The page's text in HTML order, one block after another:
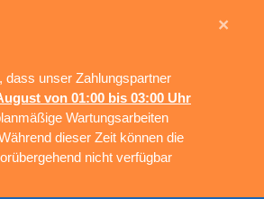
dass unser Zahlungspartner
von 01:00 bis 03:00 Uhr
Wartungsarbeiten
dieser Zeit können die
nicht verfügbar
×